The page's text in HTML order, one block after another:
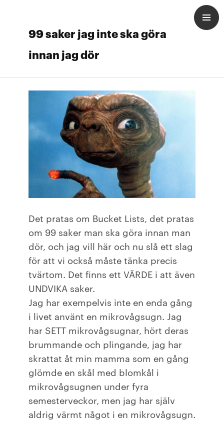
99 saker jag inte ska göra
innan jag dör
Det pratas om Bucket Lists, det pratas
om 99 saker man ska göra innan man
dör, och jag vill här och nu slå ett slag
för att vi också måste tänka precis
tvärtom. Det finns ett VÄRDE i att även
UNDVIKA saker.
Jag har exempelvis inte en enda gång
i livet använt en mikrovågsugn. Jag
har SETT mikrovågsugnar, hört deras
brummande och plingande, jag har
skrattat åt min mamma som en gång
glömde en skål med blomkål i
mikrovågsugnen under fyra
semesterveckor, men jag har själv
aldrig värmt något i en mikrovågsugn.